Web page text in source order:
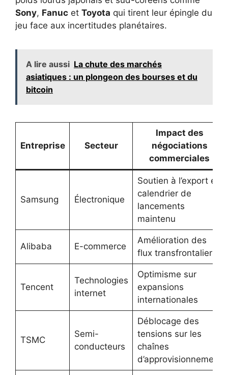
Sony, Fanuc et Toyota qui tirent leur épingle du
jeu face aux incertitudes planétaires.
A lire aussi La chute des marchés
asiatiques : un plongeon des bourses et du
bitcoin
Entreprise Secteur
Impact des
négociations
commerciales
Samsung Électronique
Soutien à l’export et
calendrier de
lancements
maintenu
Alibaba E-commerce
Amélioration des
flux transfrontaliers
Tencent
Technologies
internet
Optimisme sur
expansions
internationales
TSMC
Semi-
conducteurs
Déblocage des
tensions sur les
chaînes
d’approvisionnement